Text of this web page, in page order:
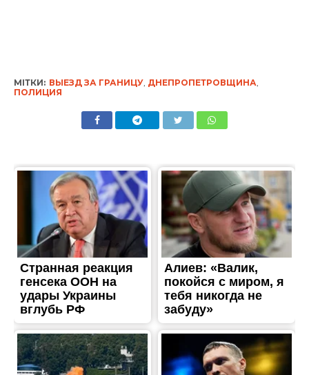
МІТКИ: ВЫЕЗД ЗА ГРАНИЦУ, ДНЕПРОПЕТРОВЩИНА
ПОЛИЦИЯ